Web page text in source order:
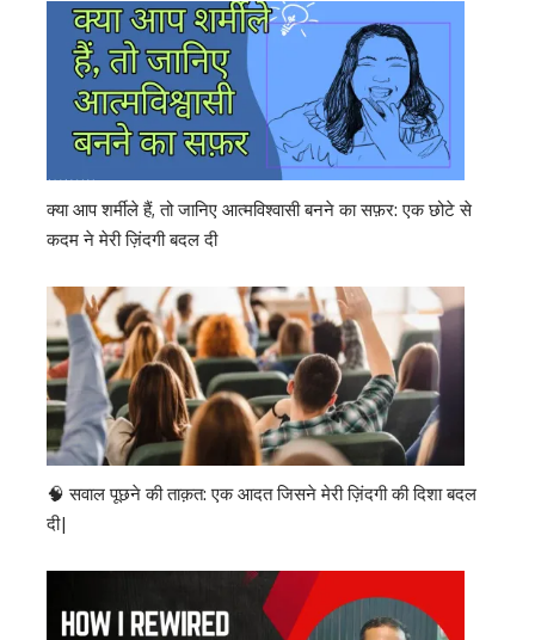
क्या आप शर्मीले हैं, तो जानिए आत्मविश्वासी बनने का सफ़र: एक छोटे से
कदम ने मेरी ज़िंदगी बदल दी
🧠 सवाल पूछने की ताक़त: एक आदत जिसने मेरी ज़िंदगी की दिशा बदल
दी|